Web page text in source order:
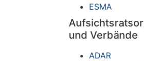
ESMA
und Verbände
ADAR